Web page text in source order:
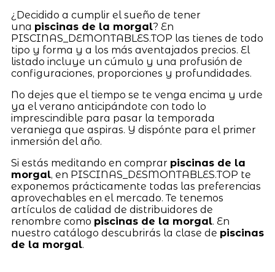
¿Decidido a cumplir el sueño de tener
una piscinas de la morgal? En
PISCINAS_DEMONTABLES.TOP las tienes de todo
tipo y forma y a los más aventajados precios. El
listado incluye un cúmulo y una profusión de
configuraciones, proporciones y profundidades.
No dejes que el tiempo se te venga encima y urde
ya el verano anticipándote con todo lo
imprescindible para pasar la temporada
veraniega que aspiras. Y dispónte para el primer
inmersión del año.
Si estás meditando en comprar piscinas de la
morgal, en PISCINAS_DESMONTABLES.TOP te
exponemos prácticamente todas las preferencias
aprovechables en el mercado. Te tenemos
artículos de calidad de distribuidores de
renombre como piscinas de la morgal. En
nuestro catálogo descubrirás la clase de piscinas
de la morgal.